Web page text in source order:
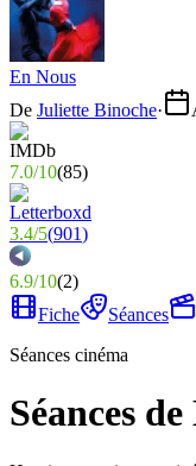
En Nous
De Juliette Binoche·
7.0/10(85)
3.4/5(901)
6.9/10(2)
Fiche
Séances
Séances cinéma
Séances